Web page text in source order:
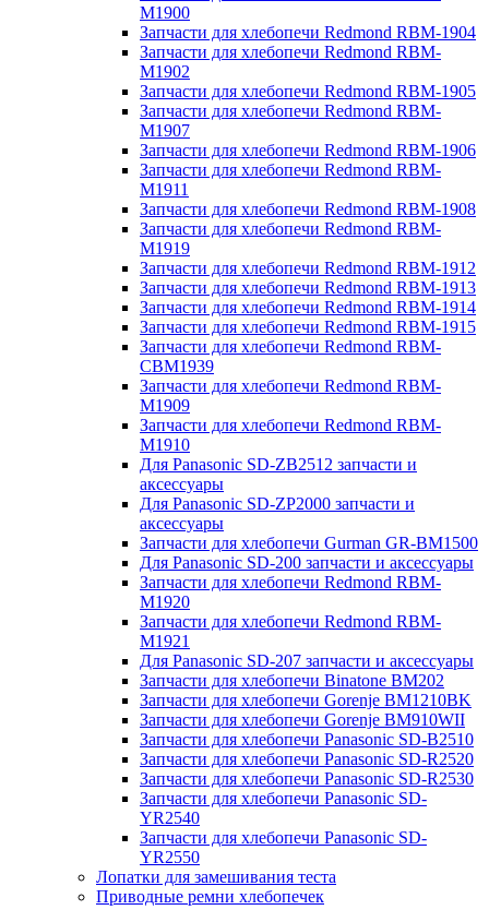
M1900
Запчасти для хлебопечи Redmond RBM-1904
Запчасти для хлебопечи Redmond RBM-
M1902
Запчасти для хлебопечи Redmond RBM-1905
Запчасти для хлебопечи Redmond RBM-
M1907
Запчасти для хлебопечи Redmond RBM-1906
Запчасти для хлебопечи Redmond RBM-
M1911
Запчасти для хлебопечи Redmond RBM-1908
Запчасти для хлебопечи Redmond RBM-
M1919
Запчасти для хлебопечи Redmond RBM-1912
Запчасти для хлебопечи Redmond RBM-1913
Запчасти для хлебопечи Redmond RBM-1914
Запчасти для хлебопечи Redmond RBM-1915
Запчасти для хлебопечи Redmond RBM-
CBM1939
Запчасти для хлебопечи Redmond RBM-
M1909
Запчасти для хлебопечи Redmond RBM-
M1910
Для Panasonic SD-ZB2512 запчасти и
аксессуары
Для Panasonic SD-ZP2000 запчасти и
аксессуары
Запчасти для хлебопечи Gurman GR-BM1500
Для Panasonic SD-200 запчасти и аксессуары
Запчасти для хлебопечи Redmond RBM-
M1920
Запчасти для хлебопечи Redmond RBM-
M1921
Для Panasonic SD-207 запчасти и аксессуары
Запчасти для хлебопечи Binatone BM202
Запчасти для хлебопечи Gorenje BM1210BK
Запчасти для хлебопечи Gorenje BM910WII
Запчасти для хлебопечи Panasonic SD-B2510
Запчасти для хлебопечи Panasonic SD-R2520
Запчасти для хлебопечи Panasonic SD-R2530
Запчасти для хлебопечи Panasonic SD-
YR2540
Запчасти для хлебопечи Panasonic SD-
YR2550
Лопатки для замешивания теста
Приводные ремни хлебопечек